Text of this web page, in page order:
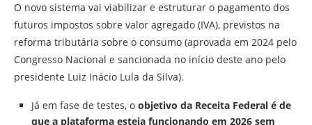
O novo sistema vai viabilizar e estruturar o pagamento dos
futuros impostos sobre valor agregado (IVA), previstos na
reforma tributária sobre o consumo (aprovada em 2024 pelo
Congresso Nacional e sancionada no início deste ano pelo
presidente Luiz Inácio Lula da Silva).
Já em fase de testes, o objetivo da Receita Federal é de
que a plataforma esteja funcionando em 2026 sem